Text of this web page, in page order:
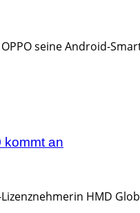
seine Android-
kommt an
HMD